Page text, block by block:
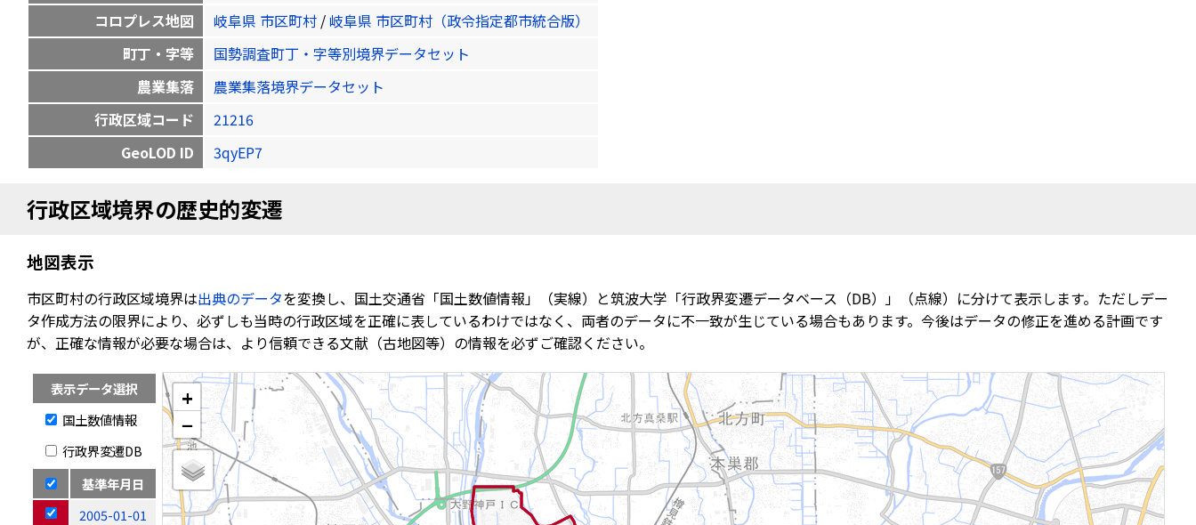
コロプレス地図 岐阜県 市区町村 /岐阜県 市区町村（政令指定都市統合版）
町丁・字等
国勢調査町丁・字等別境界データセット
農業集落
農業集落境界データセット
行政区域コード
21216
GeoLOD ID
3qyEP7
行政区域境界の歴史的変遷
地図表示
市区町村の行政区域境界は出典のデータを変換し、国土交通省「国土数値情報」（実線）と筑波大学「行政界変遷データベース（DB）」（点線）に分けて表示します。ただしデー
タ作成方法の限界により、必ずしも当時の行政区域を正確に表しているわけではなく、両者のデータに不一致が生じている場合もあります。今後はデータの修正を進める計画です
が、正確な情報が必要な場合は、より信頼できる文献（古地図等）の情報を必ずご確認ください。
表示データ選択
国土数値情報
行政界変遷DB
基準年月日
2005-01-01
+
−